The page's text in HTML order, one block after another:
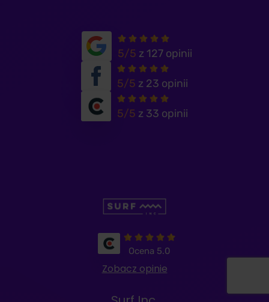
Fell.Land
ZOBACZ REALIZACJĘ
Kidmo
5/5 z 127 opinii
5/5 z 23 opinii
5/5 z 33 opinii
Ocena 5.0
Zobacz opinie